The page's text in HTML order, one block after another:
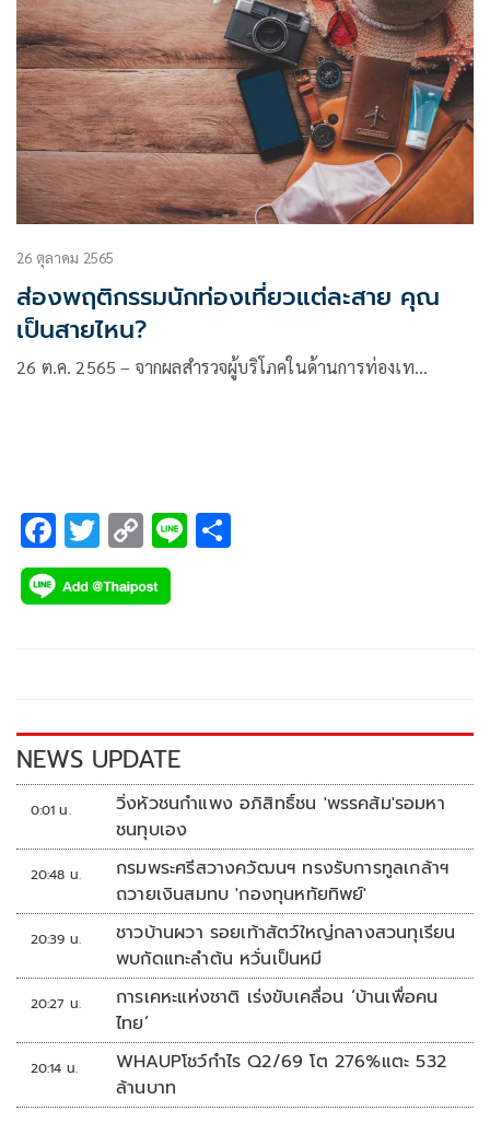
26 ตุลาคม 2565
ส่องพฤติกรรมนักท่องเที่ยวแต่ละสาย คุณ
เป็นสายไหน?
26 ต.ค. 2565 – จากผลสำรวจผู้บริโภคในด้านการท่องเท…
F
ac
e
k
T
wi
tt
C
o
p
k
Li
NEWS UPDATE
0:01 น.
วิ่งหัวชนกำแพง อภิสิทธิ์ชน 'พรรคส้ม'รอมหา
ชนทุบเอง
20:48 น.
กรมพระศรีสวางควัฒนฯ ทรงรับการทูลเกล้าฯ
ถวายเงินสมทบ 'กองทุนหทัยทิพย์'
20:39 น.
ชาวบ้านผวา รอยเท้าสัตว์ใหญ่กลางสวนทุเรียน
พบกัดแทะลำต้น หวั่นเป็นหมี
20:27 น.
การเคหะแห่งชาติ เร่งขับเคลื่อน ‘บ้านเพื่อคน
ไทย’
20:14 น.
WHAUPโชว์กำไร Q2/69 โต 276%แตะ 532
ล้านบาท